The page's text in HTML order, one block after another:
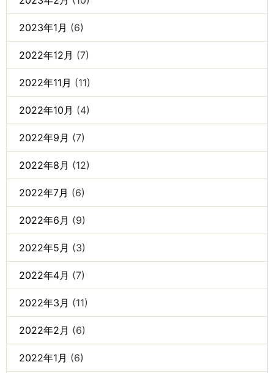
2023年1月 (6)
2022年12月 (7)
2022年11月 (11)
2022年10月 (4)
2022年9月 (7)
2022年8月 (12)
2022年7月 (6)
2022年6月 (9)
2022年5月 (3)
2022年4月 (7)
2022年3月 (11)
2022年2月 (6)
2022年1月 (6)